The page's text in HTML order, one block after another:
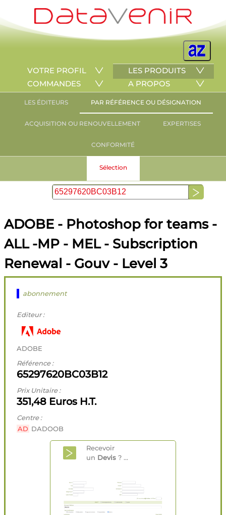
VOTRE PROFIL
LES PRODUITS
COMMANDES
A PROPOS
LES ÉDITEURS PAR RÉFÉRENCE OU DÉSIGNATION
ACQUISITION OU RENOUVELLEMENT EXPERTISES
CONFORMITÉ
Sélection
ADOBE - Photoshop for teams -
ALL -MP - MEL - Subscription
Renewal - Gouv - Level 3
abonnement
Editeur :
ADOBE
Référence :
65297620BC03B12
Prix Unitaire :
351,48 Euros H.T.
Centre :
AD DADOOB
Recevoir
un Devis ? ...